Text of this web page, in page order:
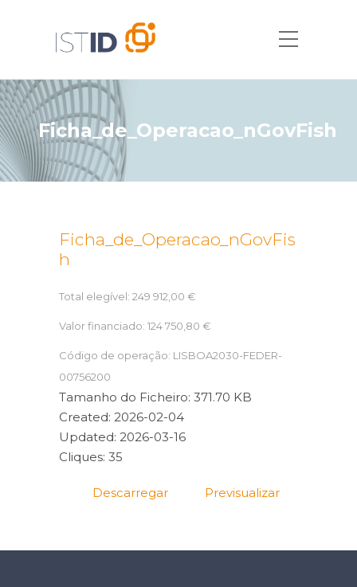
Ficha_de_Operacao_nGovFish
Ficha_de_Operacao_nGovFis
h
Total elegível: 249 912,00 €
Valor financiado: 124 750,80 €
Código de operação: LISBOA2030-FEDER-
00756200
Tamanho do Ficheiro: 371.70 KB
Created: 2026-02-04
Updated: 2026-03-16
Cliques: 35
Descarregar Previsualizar